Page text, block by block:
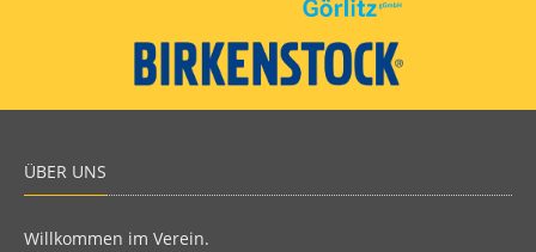
ÜBER UNS
Willkommen im Verein.